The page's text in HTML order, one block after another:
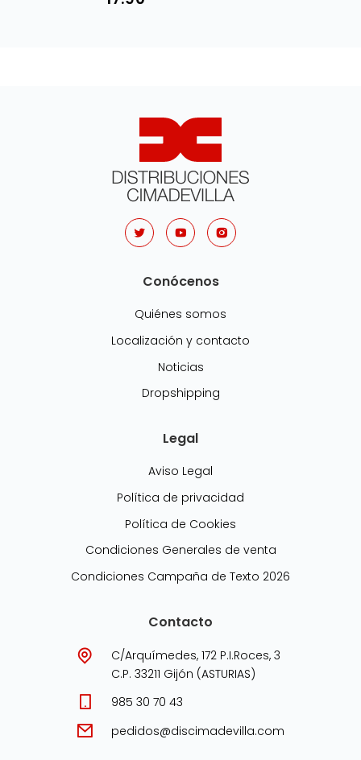
Conócenos
Quiénes somos
Localización y contacto
Noticias
Dropshipping
Legal
Aviso Legal
Política de privacidad
Política de Cookies
Condiciones Generales de venta
Condiciones Campaña de Texto 2026
Contacto
C/Arquímedes, 172 P.I.Roces, 3
C.P. 33211 Gijón (ASTURIAS)
985 30 70 43
pedidos@discimadevilla.com